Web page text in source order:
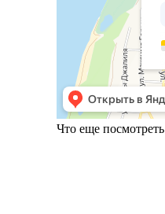
Что еще посмотреть